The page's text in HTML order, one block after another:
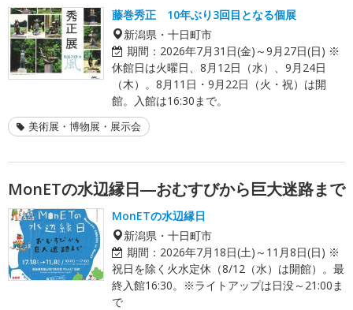
藤巻秀正 10年ぶり3回目となる個展
新潟県・十日町市
期間： 2026年7月31日(金)～9月27日(日) ※
休館日は火曜日、8月12日（水）、9月24日
（木）。8月11日・9月22日（火・祝）は開
館。入館は16:30まで。
美術展・博物展・展示会
MonETの水辺縁日―おむすびから巨大迷路まで
MonETの水辺縁日
新潟県・十日町市
期間： 2026年7月18日(土)～11月8日(日) ※
祝日を除く火水定休（8/12（水）は開館）。最
終入館16:30。※ライトアップは日没～21:00ま
で